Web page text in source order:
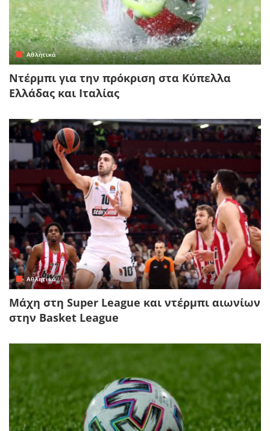
Αθλητικά
Ντέρμπι για την πρόκριση στα Κύπελλα
Ελλάδας και Ιταλίας
Αθλητικά
Μάχη στη Super League και ντέρμπι αιωνίων
στην Basket League